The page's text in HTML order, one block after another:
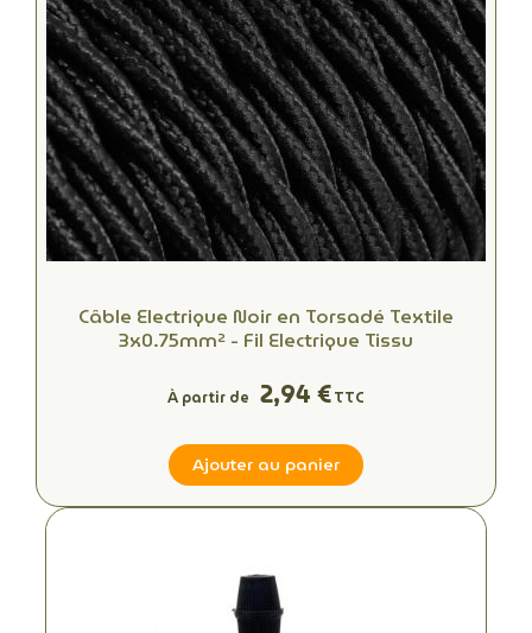
Câble Electrique Noir en Torsadé Textile
3x0.75mm² - Fil Electrique Tissu
À partir de 2,94 €TTC
Ajouter au panier